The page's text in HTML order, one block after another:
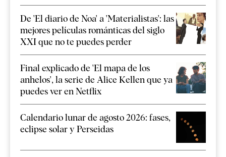
De 'El diario de Noa' a 'Materialistas': las
mejores películas románticas del siglo
XXI que no te puedes perder
Final explicado de 'El mapa de los
anhelos', la serie de Alice Kellen que ya
puedes ver en Netflix
Calendario lunar de agosto 2026: fases,
eclipse solar y Perseidas